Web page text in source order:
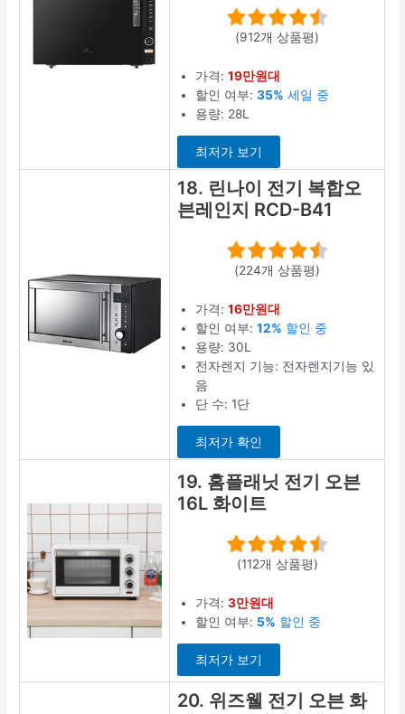
(912개 상품평)
가격:19만원대
할인 여부:35% 세일 중
용량: 28L
최저가 보기
18. 린나이 전기 복합오
븐레인지 RCD-B41
(224개 상품평)
가격:16만원대
할인 여부:12% 할인 중
용량: 30L
전자렌지 기능: 전자렌지기능 있
음
단 수: 1단
최저가 확인
19. 홈플래닛 전기 오븐
16L 화이트
(112개 상품평)
가격:3만원대
할인 여부: 5% 할인 중
최저가 보기
20. 위즈웰 전기 오븐 화